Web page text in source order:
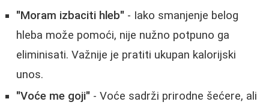
"Moram izbaciti hleb" - Iako smanjenje belog
hleba može pomoći, nije nužno potpuno ga
eliminisati. Važnije je pratiti ukupan kalorijski
unos.
"Voće me goji" - Voće sadrži prirodne šećere, ali